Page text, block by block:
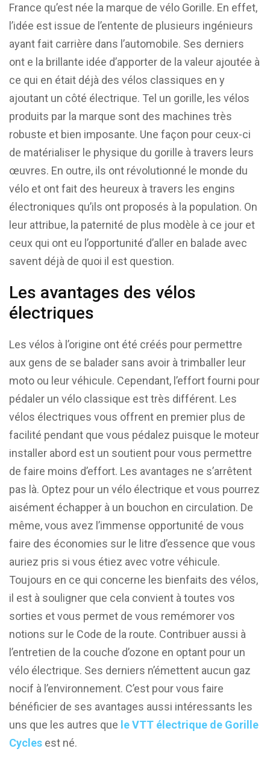
France qu’est née la marque de vélo Gorille. En effet,
l’idée est issue de l’entente de plusieurs ingénieurs
ayant fait carrière dans l’automobile. Ses derniers
ont e la brillante idée d’apporter de la valeur ajoutée à
ce qui en était déjà des vélos classiques en y
ajoutant un côté électrique. Tel un gorille, les vélos
produits par la marque sont des machines très
robuste et bien imposante. Une façon pour ceux-ci
de matérialiser le physique du gorille à travers leurs
œuvres. En outre, ils ont révolutionné le monde du
vélo et ont fait des heureux à travers les engins
électroniques qu’ils ont proposés à la population. On
leur attribue, la paternité de plus modèle à ce jour et
ceux qui ont eu l’opportunité d’aller en balade avec
savent déjà de quoi il est question.
Les avantages des vélos
électriques
Les vélos à l’origine ont été créés pour permettre
aux gens de se balader sans avoir à trimballer leur
moto ou leur véhicule. Cependant, l’effort fourni pour
pédaler un vélo classique est très différent. Les
vélos électriques vous offrent en premier plus de
facilité pendant que vous pédalez puisque le moteur
installer abord est un soutient pour vous permettre
de faire moins d’effort. Les avantages ne s’arrêtent
pas là. Optez pour un vélo électrique et vous pourrez
aisément échapper à un bouchon en circulation. De
même, vous avez l’immense opportunité de vous
faire des économies sur le litre d’essence que vous
auriez pris si vous étiez avec votre véhicule.
Toujours en ce qui concerne les bienfaits des vélos,
il est à souligner que cela convient à toutes vos
sorties et vous permet de vous remémorer vos
notions sur le Code de la route. Contribuer aussi à
l’entretien de la couche d’ozone en optant pour un
vélo électrique. Ses derniers n’émettent aucun gaz
nocif à l’environnement. C’est pour vous faire
bénéficier de ses avantages aussi intéressants les
uns que les autres que le VTT électrique de Gorille
Cycles est né.